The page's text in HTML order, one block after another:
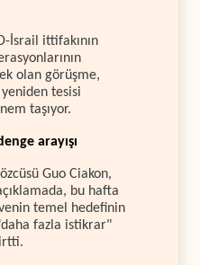
İsrail ittifakının
olan görüşme,
tesisi
taşıyor.
arayışı
Guo Ciakon,
bu hafta
temel hedefinin
fazla istikrar"